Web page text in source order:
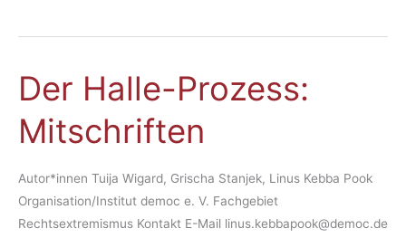
Der Halle-Prozess:
Mitschriften
Autor*innen Tuija Wigard, Grischa Stanjek, Linus Kebba Pook
Organisation/Institut democ e. V. Fachgebiet
Rechtsextremismus Kontakt E-Mail linus.kebbapook@democ.de
Der
Halle-
Prozess:
Mitschriften